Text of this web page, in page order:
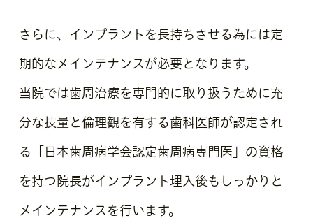
さらに、インプラントを長持ちさせる為には定
期的な メインテナンス が必要となります。
当院では歯周治療を専門的に取り扱うために充
分な技量と倫理観を有する歯科医師が認定され
る「日本歯周病学会認定歯周病専門医」の資格
を持つ院長がインプラント埋入後もしっかりと
メインテナンス を行います。